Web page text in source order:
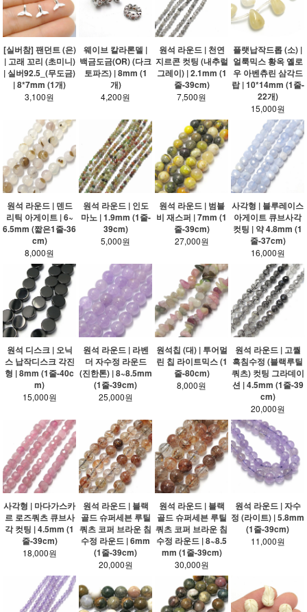
[실버참] 팬던트 (은)
| 고래 꼬리 (초미니)
| 실버92.5_(무도금)
| 8*7mm (1개)
3,100원
웨이브 칼라론델 |
백금도금(OR) (다크
토파즈) | 8mm (1
개)
4,200원
원석 라운드 | 천연
지르콘 컷팅 (내추럴
그레이) | 2.1mm (1
줄-39cm)
7,500원
플랫납작드롭 (소) |
얼룩믹스 황옥 옐로
우 아벤츄린 삼각드
랍 | 10*14mm (1줄-
22개)
15,000원
원석 라운드 | 덴드
리틱 아게이트 | 6~
6.5mm (짧은1줄-36
cm)
8,000원
원석 라운드 | 인도
마노 | 1.9mm (1줄-
39cm)
5,000원
원석 라운드 | 범블
비 재스퍼 | 7mm (1
줄-39cm)
27,000원
사각형 | 블루레이스
아게이트 큐브사각
컷팅 | 약 4.8mm (1
줄-37cm)
16,000원
원석 디스크 | 오닉
스 납작디스크 각진
형 | 8mm (1줄-40c
m)
15,000원
원석 라운드 | 라벤
더 자수정 라운드
(진한톤) | 8~8.5mm
(1줄-39cm)
25,000원
원석칩 (대) | 투어멀
린 칩 라이트믹스 (1
줄-80cm)
8,000원
원석 라운드 | 고퀄
흑침수정 (블랙루틸
쿼츠) 컷팅 그라데이
션 | 4.5mm (1줄-39
cm)
20,000원
사각형 | 마다가스카
르 로즈쿼츠 큐브사
각 컷팅 | 4.5mm (1
줄-39cm)
18,000원
원석 라운드 | 블랙
골드 슈퍼세븐 루틸
쿼츠 코퍼 브라운 침
수정 라운드 | 6mm
(1줄-39cm)
20,000원
원석 라운드 | 블랙
골드 슈퍼세븐 루틸
쿼츠 코퍼 브라운 침
수정 라운드 | 8~8.5
mm (1줄-39cm)
30,000원
원석 라운드 | 자수
정 (라이트) | 5.8mm
(1줄-39cm)
11,000원